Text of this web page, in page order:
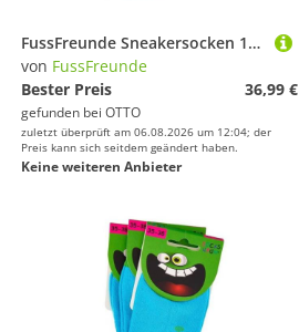
FussFreunde Sneakersocken 12 Paar superweiche Sneaker-Socken Bambus-Socken mit ANTILOCH-Garantie (12 Paar) handgekettelt, Spitze und Ferse verstärkt
von FussFreunde
Bester Preis
36,99 €
gefunden bei OTTO
zuletzt überprüft am 06.08.2026 um 12:04; der
Preis kann sich seitdem geändert haben.
Keine weiteren Anbieter